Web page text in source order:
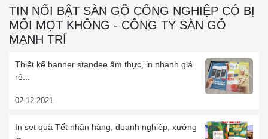
TIN NỔI BẬT SÀN GỖ CÔNG NGHIỆP CÓ BỊ
MỐI MỌT KHÔNG - CÔNG TY SÀN GỖ
MẠNH TRÍ
Thiết kế banner standee ẩm thực, in nhanh giá
rẻ...
02-12-2021
In set quà Tết nhãn hàng, doanh nghiệp, xưởng